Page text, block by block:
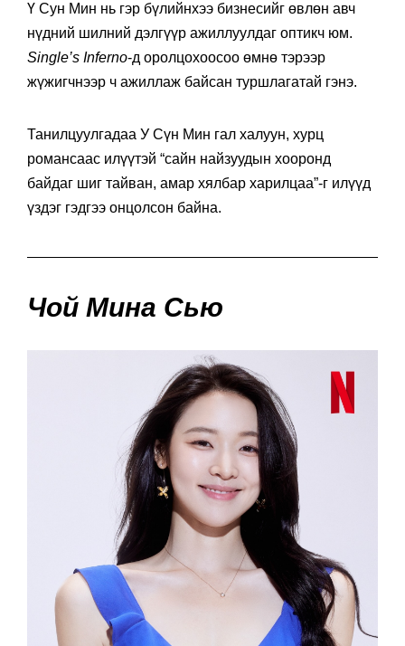
Ү Сун Мин нь гэр бүлийнхээ бизнесийг өвлөн авч
нүдний шилний дэлгүүр ажиллуулдаг оптикч юм.
Single’s Inferno-д оролцохоосоо өмнө тэрээр
жүжигчнээр ч ажиллаж байсан туршлагатай гэнэ.
Танилцуулгадаа У Сүн Мин гал халуун, хурц
романсаас илүүтэй “сайн найзуудын хооронд
байдаг шиг тайван, амар хялбар харилцаа”-г илүүд
үздэг гэдгээ онцолсон байна.
Чой Мина Сью